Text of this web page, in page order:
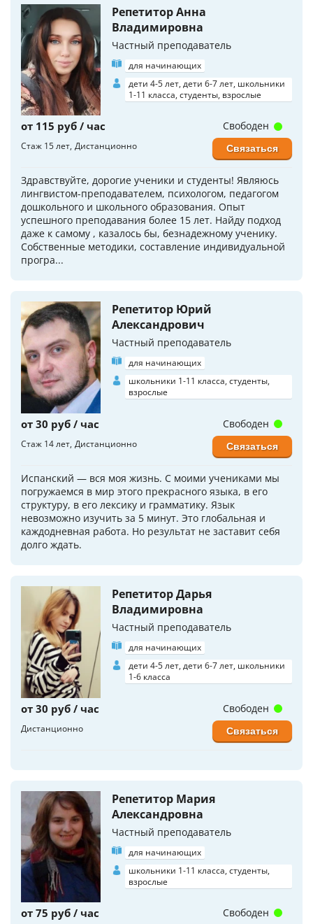
Репетитор Анна
Владимировна
Частный преподаватель
для начинающих
дети 4-5 лет, дети 6-7 лет, школьники
1-11 класса, студенты, взрослые
от 115 руб / час
Стаж 15 лет Дистанционно
Здравствуйте, дорогие ученики и студенты! Являюсь
лингвистом-преподавателем, психологом, педагогом
дошкольного и школьного образования. Опыт
успешного преподавания более 15 лет. Найду подход
даже к самому , казалось бы, безнадежному ученику.
Собственные методики, составление индивидуальной
програ...
Свободен
Связаться
Репетитор Юрий
Александрович
Частный преподаватель
для начинающих
школьники 1-11 класса, студенты,
взрослые
от 30 руб / час
Стаж 14 лет Дистанционно
Испанский — вся моя жизнь. С моими учениками мы
погружаемся в мир этого прекрасного языка, в его
структуру, в его лексику и грамматику. Язык
невозможно изучить за 5 минут. Это глобальная и
каждодневная работа. Но результат не заставит себя
долго ждать.
Свободен
Связаться
Репетитор Дарья
Владимировна
Частный преподаватель
для начинающих
дети 4-5 лет, дети 6-7 лет, школьники
1-6 класса
от 30 руб / час
Дистанционно
Свободен
Связаться
Репетитор Мария
Александровна
Частный преподаватель
для начинающих
школьники 1-11 класса, студенты,
взрослые
от 75 руб / час Свободен